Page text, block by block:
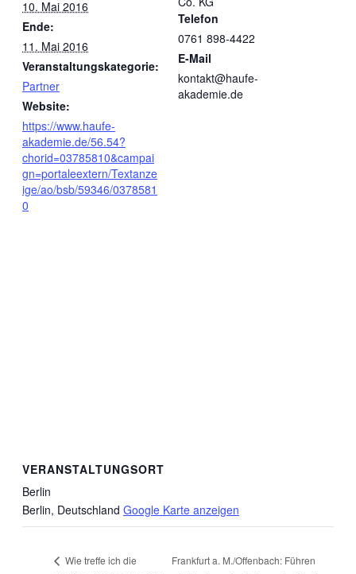
10. Mai 2016
Ende:
11. Mai 2016
Veranstaltungskategorie:
Partner
Website:
https://www.haufe-
akademie.de/56.54?
chorid=03785810&campai
gn=portaleextern/Textanze
ige/ao/bsb/59346/0378581
0
Telefon
0761 898-4422
E-Mail
kontakt@haufe-
akademie.de
VERANSTALTUNGSORT
Berlin
Berlin, Deutschland Google Karte anzeigen
Wie treffe ich die
Frankfurt a. M./Offenbach: Führen